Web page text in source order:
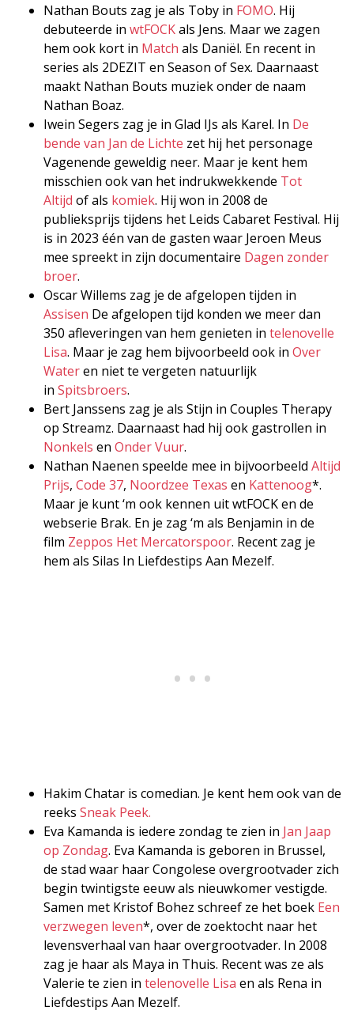
Nathan Bouts zag je als Toby in FOMO. Hij
debuteerde in wtFOCKals Jens. Maar we zagen
hem ook kort in Match als Daniël. En recent in
series als 2DEZIT en Season of Sex. Daarnaast
maakt Nathan Bouts muziek onder de naam
Nathan Boaz.
Iwein Segers zag je in Glad IJs als Karel. In De
bende van Jan de Lichte zet hij het personage
Vagenende geweldig neer. Maar je kent hem
misschien ook van het indrukwekkende Tot
Altijd of als komiek. Hij won in 2008 de
publieksprijs tijdens het Leids Cabaret Festival. Hij
is in 2023 één van de gasten waar Jeroen Meus
mee spreekt in zijn documentaire Dagen zonder
broer.
Oscar Willems zag je de afgelopen tijden in
Assisen De afgelopen tijd konden we meer dan
350 afleveringen van hem genieten in telenovelle
Lisa. Maar je zag hem bijvoorbeeld ook in Over
Wateren niet te vergeten natuurlijk
in Spitsbroers.
Bert Janssens zag je als Stijn in Couples Therapy
op Streamz. Daarnaast had hij ook gastrollen in
Nonkels en Onder Vuur.
Nathan Naenen speelde mee in bijvoorbeeld Altijd
Prijs, Code 37, Noordzee Texas en Kattenoog*.
Maar je kunt ‘m ook kennen uit wtFOCK en de
webserie Brak. En je zag ‘m als Benjamin in de
film Zeppos Het Mercatorspoor. Recent zag je
hem als Silas In Liefdestips Aan Mezelf.
Hakim Chatar is comedian. Je kent hem ook van de
reeks Sneak Peek.
Eva Kamanda is iedere zondag te zien in Jan Jaap
op Zondag. Eva Kamanda is geboren in Brussel,
de stad waar haar Congolese overgrootvader zich
begin twintigste eeuw als nieuwkomer vestigde.
Samen met Kristof Bohez schreef ze het boek Een
verzwegen leven*, over de zoektocht naar het
levensverhaal van haar overgrootvader. In 2008
zag je haar als Maya in Thuis. Recent was ze als
Valerie te zien in telenovelle Lisa en als Rena in
Liefdestips Aan Mezelf.